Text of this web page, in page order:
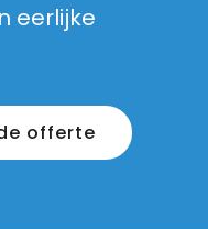
eerlijke
offerte